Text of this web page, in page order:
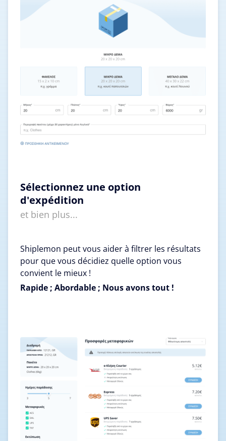
Sélectionnez une option
d'expédition
et bien plus...
Shiplemon peut vous aider à filtrer les résultats
pour que vous décidiez quelle option vous
convient le mieux !
Rapide ; Abordable ; Nous avons tout !